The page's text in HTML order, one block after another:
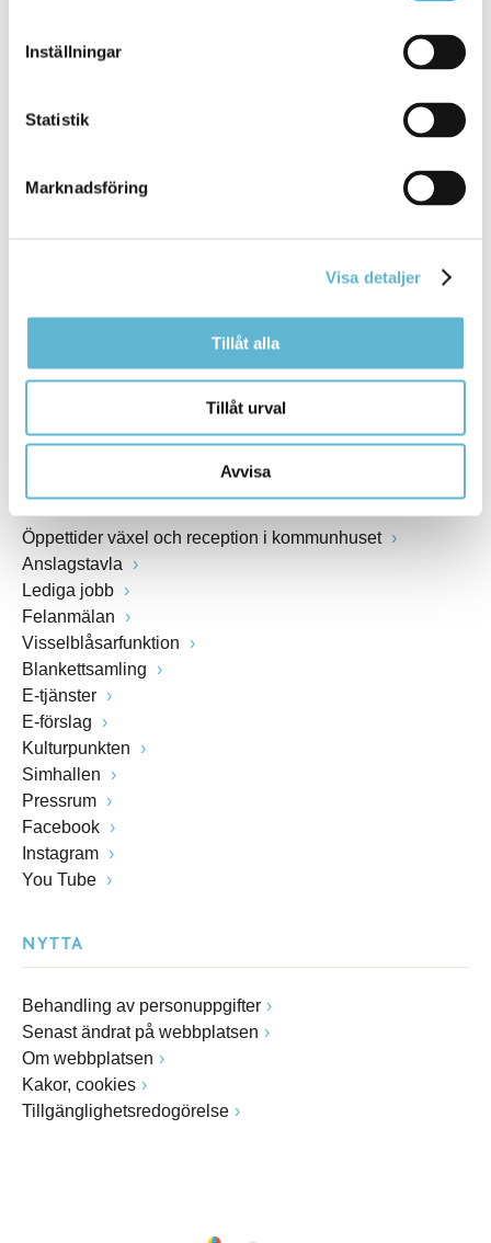
Inställningar
Statistik
Marknadsföring
Visa detaljer
Tillåt alla
Tillåt urval
Avvisa
KONTAKT
Besöksadress
Box 18, 295 21 Bromölla
Fax: 0456-82 22 00
Öppettider växel och reception i kommunhuset
Anslagstavla
Lediga jobb
Felanmälan
Visselblåsarfunktion
Blankettsamling
E-tjänster
E-förslag
Kulturpunkten
Simhallen
Pressrum
Facebook
Instagram
You Tube
NYTTA
Behandling av personuppgifter
Senast ändrat på webbplatsen
Om webbplatsen
Kakor, cookies
Tillgänglighetsredogörelse